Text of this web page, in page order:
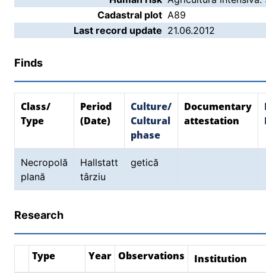
Cadastral plot A89
Last record update 21.06.2012
Finds
Class/
Type
Period
(Date)
Culture/
Cultural
phase
Documentary
attestation
Necropolă
plană
Hallstatt
târziu
getică
Research
Type Year Observations Institution